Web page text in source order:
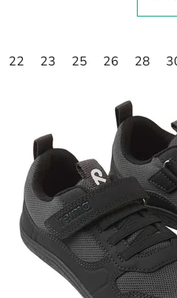
22 23 25 26 28